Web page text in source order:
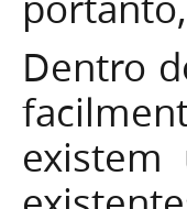
Dentro
existem